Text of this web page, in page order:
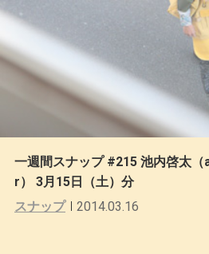
一週間スナップ #215 池内啓太
r） 3月15日（土）分
スナップ
2014.03.16